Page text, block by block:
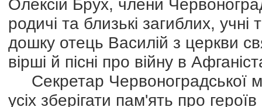
Олексiй Брух, члени
родичi та близькi загиблих,
дошку отець Василiй з церкви
вірші й пiсні про вiйну в
Секретар Червоноградської
усiх зберiгати пам'ять про